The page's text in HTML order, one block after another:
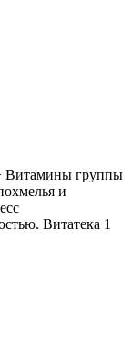
Витамины группы
и
Витатека 1